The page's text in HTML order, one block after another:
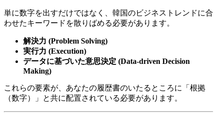
単に数字を出すだけではなく、韓国のビジネストレンドに合
わせたキーワードを散りばめる必要があります。
解決力 (Problem Solving)
実行力 (Execution)
データに基づいた意思決定 (Data-driven Decision
Making)
これらの要素が、あなたの履歴書のいたるところに「根拠
（数字）」と共に配置されている必要があります。